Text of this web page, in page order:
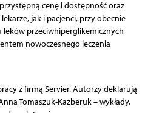
cenę i dostępność oraz
jak i pacjenci, przy obecnie
leków przeciwhiperglikemicznych
nowoczesnego leczenia
z firmą Servier. Autorzy deklarują
Tomaszuk-Kazberuk – wykłady,